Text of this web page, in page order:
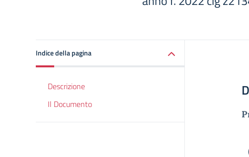
Indice della pagina
Descrizione
Il Documento